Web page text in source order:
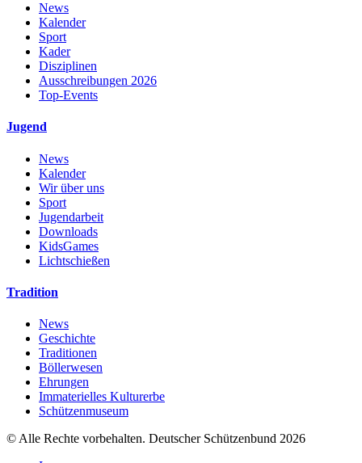
News
Kalender
Sport
Kader
Disziplinen
Ausschreibungen 2026
Top-Events
Jugend
News
Kalender
Wir über uns
Sport
Jugendarbeit
Downloads
KidsGames
Lichtschießen
Tradition
News
Geschichte
Traditionen
Böllerwesen
Ehrungen
Immaterielles Kulturerbe
Schützenmuseum
© Alle Rechte vorbehalten. Deutscher Schützenbund 2026